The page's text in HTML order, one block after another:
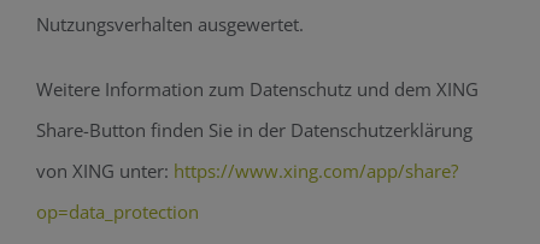
Nutzungsverhalten ausgewertet.
Weitere Information zum Datenschutz und dem XING
Share-Button finden Sie in der Datenschutzerklärung
von XING unter: https://www.xing.com/app/share?
op=data_protection